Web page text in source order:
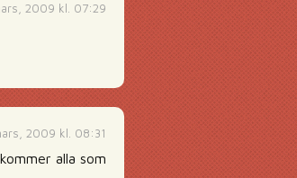
2009 kl. 07:29
2009 kl. 08:31
alla som